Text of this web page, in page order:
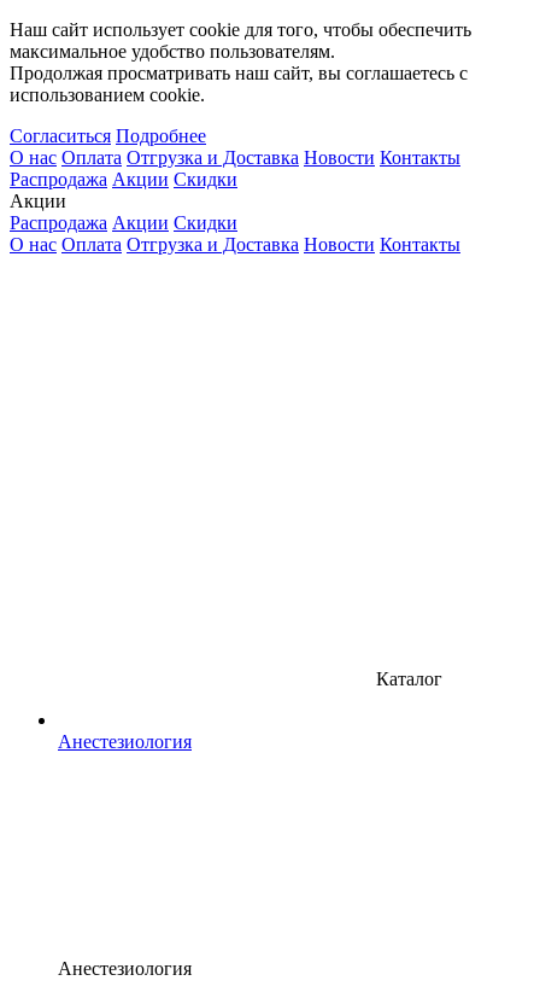
Наш сайт использует cookie для того, чтобы обеспечить
максимальное удобство пользователям.
Продолжая просматривать наш сайт, вы соглашаетесь с
использованием cookie.
Согласиться Подробнее
О нас Оплата Отгрузка и Доставка Новости Контакты
Распродажа Акции Скидки
Акции
Распродажа Акции Скидки
О нас Оплата Отгрузка и Доставка Новости Контакты
Каталог
Анестезиология
Анестезиология